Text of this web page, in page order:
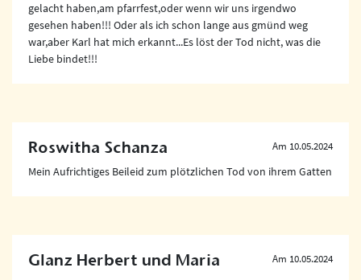
gelacht haben,am pfarrfest,oder wenn wir uns irgendwo
gesehen haben!!! Oder als ich schon lange aus gmünd weg
war,aber Karl hat mich erkannt...Es löst der Tod nicht, was die
Liebe bindet!!!
Am 10.05.2024
Roswitha Schanza
Mein Aufrichtiges Beileid zum plötzlichen Tod von ihrem Gatten
Am 10.05.2024
Glanz Herbert und Maria